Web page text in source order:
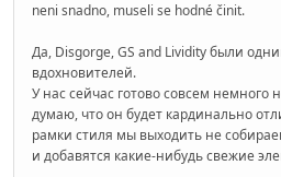
neni snadno, museli se hodné činit.
Да, Disgorge, GS and Lividity были
вдохновителей.
У нас сейчас готово совсем немного
думаю, что он будет кардинально
рамки стиля мы выходить не
и добавятся какие-нибудь свежие